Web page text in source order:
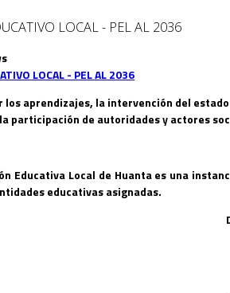
LOCAL - PEL AL 2036
aprendizajes, la intervención del
participación de autoridades y actores
Educativa Local de Huanta es una
educativas asignadas.